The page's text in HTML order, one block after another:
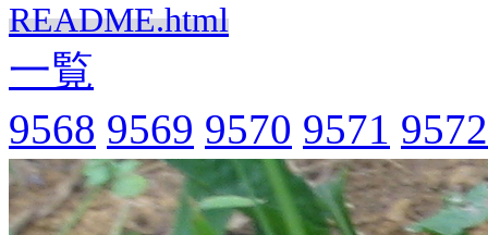
README.html
一覧
9568 9569 9570 9571 9572